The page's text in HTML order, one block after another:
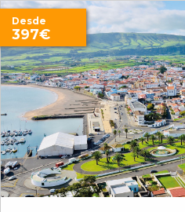
Desde
397€